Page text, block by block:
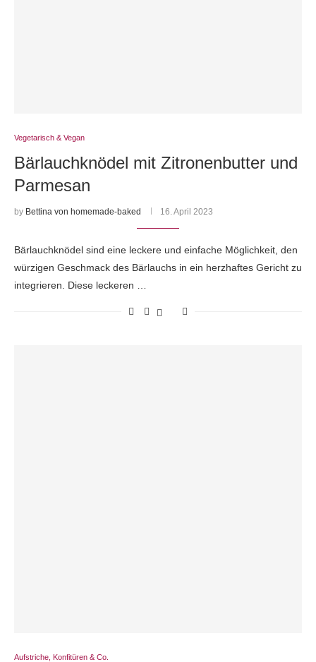
Vegetarisch & Vegan
Bärlauchknödel mit Zitronenbutter und
Parmesan
by Bettina von homemade-baked 16. April 2023
Bärlauchknödel sind eine leckere und einfache Möglichkeit, den
würzigen Geschmack des Bärlauchs in ein herzhaftes Gericht zu
integrieren. Diese leckeren …
Aufstriche, Konfitüren & Co.